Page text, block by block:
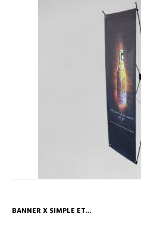
BANNER X SIMPLE ET...